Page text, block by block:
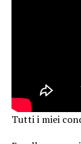
Tutti i miei